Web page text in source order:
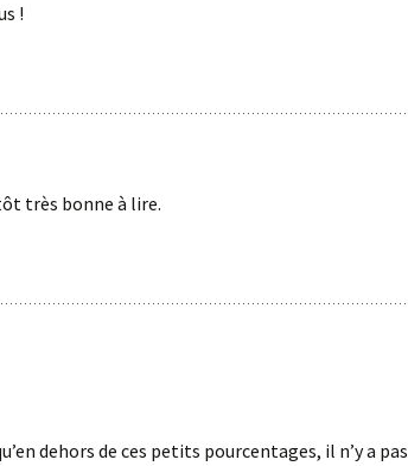
!
très bonne à lire.
dehors de ces petits pourcentages, il n’y a pas